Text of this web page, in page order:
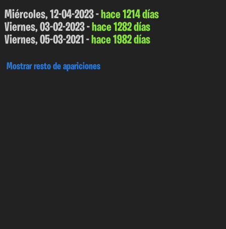
Miércoles, 12-04-2023 -hace 1214 días
Viernes, 03-02-2023 -hace 1282 días
Viernes, 05-03-2021 -hace 1982 días
Mostrar resto de apariciones